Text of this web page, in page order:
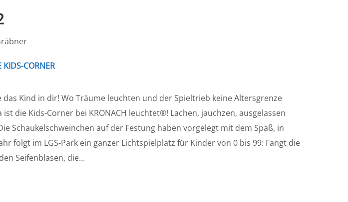
KIDS-CORNER
das Kind in dir! Wo Träume leuchten und der Spieltrieb keine Altersgrenze
ist die Kids-Corner bei KRONACH leuchtet®! Lachen, jauchzen, ausgelassen
Schaukelschweinchen auf der Festung haben vorgelegt mit dem Spaß, in
folgt im LGS-Park ein ganzer Lichtspielplatz für Kinder von 0 bis 99: Fangt die
Seifenblasen, die...